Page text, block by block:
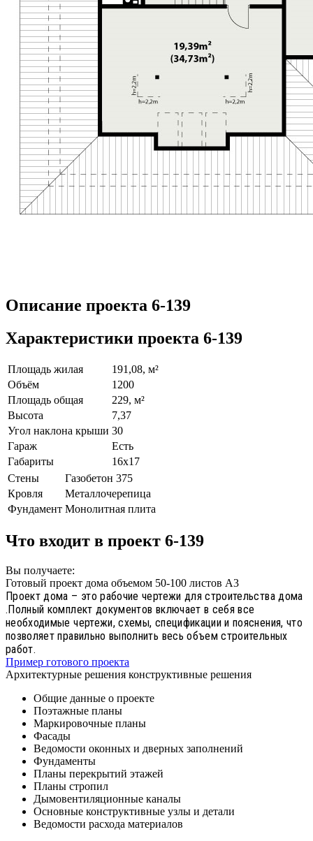
Описание проекта 6-139
Характеристики проекта 6-139
Площадь жилая
191,08, м²
Объём
1200
Площадь общая
229, м²
Высота
7,37
Угол наклона крыши 30
Гараж
Есть
Габариты
16х17
Стены
Газобетон 375
Кровля
Металлочерепица
Фундамент Монолитная плита
Что входит в проект 6-139
Вы получаете:
Готовый проект дома объемом 50-100 листов А3
Проект дома – это рабочие чертежи для строительства дома
.Полный комплект документов включает в себя все
необходимые чертежи, схемы, спецификации и пояснения, что
позволяет правильно выполнить весь объем строительных
работ.
Пример готового проекта
Архитектурные решения конструктивные решения
Общие данные о проекте
Поэтажные планы
Маркировочные планы
Фасады
Ведомости оконных и дверных заполнений
Фундаменты
Планы перекрытий этажей
Планы стропил
Дымовентиляционные каналы
Основные конструктивные узлы и детали
Ведомости расхода материалов